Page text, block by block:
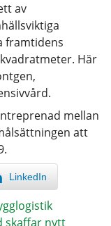
av
framtidens
Här
mellan
att
LinkedIn
skaffar nytt